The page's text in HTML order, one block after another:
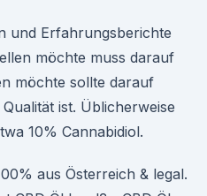
und Erfahrungsberichte
möchte muss darauf
möchte sollte darauf
ist. Üblicherweise
10% Cannabidiol.
aus Österreich & legal.